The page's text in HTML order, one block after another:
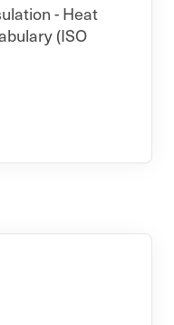
- Heat
(ISO